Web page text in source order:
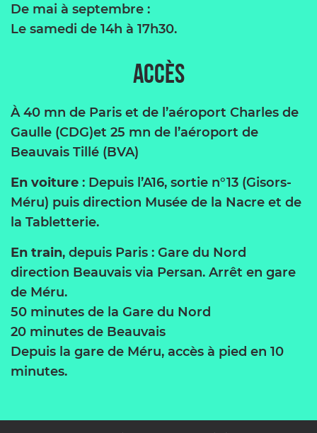
De mai à septembre :
Le samedi de 14h à 17h30.
Accès
À 40 mn de Paris et de l’aéroport Charles de
Gaulle (CDG)et 25 mn de l’aéroport de
Beauvais Tillé (BVA)
En voiture : Depuis l’A16, sortie n°13 (Gisors-
Méru) puis direction Musée de la Nacre et de
la Tabletterie.
En train, depuis Paris : Gare du Nord
direction Beauvais via Persan. Arrêt en gare
de Méru.
50 minutes de la Gare du Nord
20 minutes de Beauvais
Depuis la gare de Méru, accès à pied en 10
minutes.